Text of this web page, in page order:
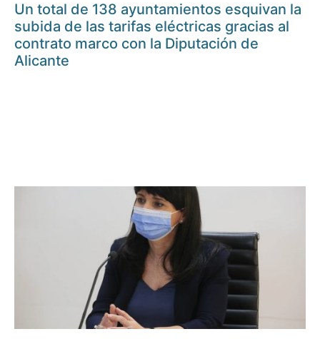
Un total de 138 ayuntamientos esquivan la
subida de las tarifas eléctricas gracias al
contrato marco con la Diputación de
Alicante